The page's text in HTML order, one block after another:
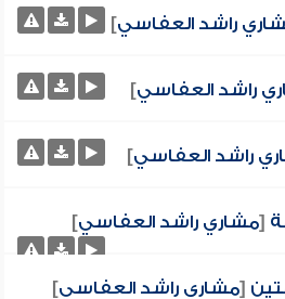
راشد العفاسي]
راشد العفاسي]
راشد العفاسي]
[مشاري راشد العفاسي]
[مشاري راشد العفاسي]